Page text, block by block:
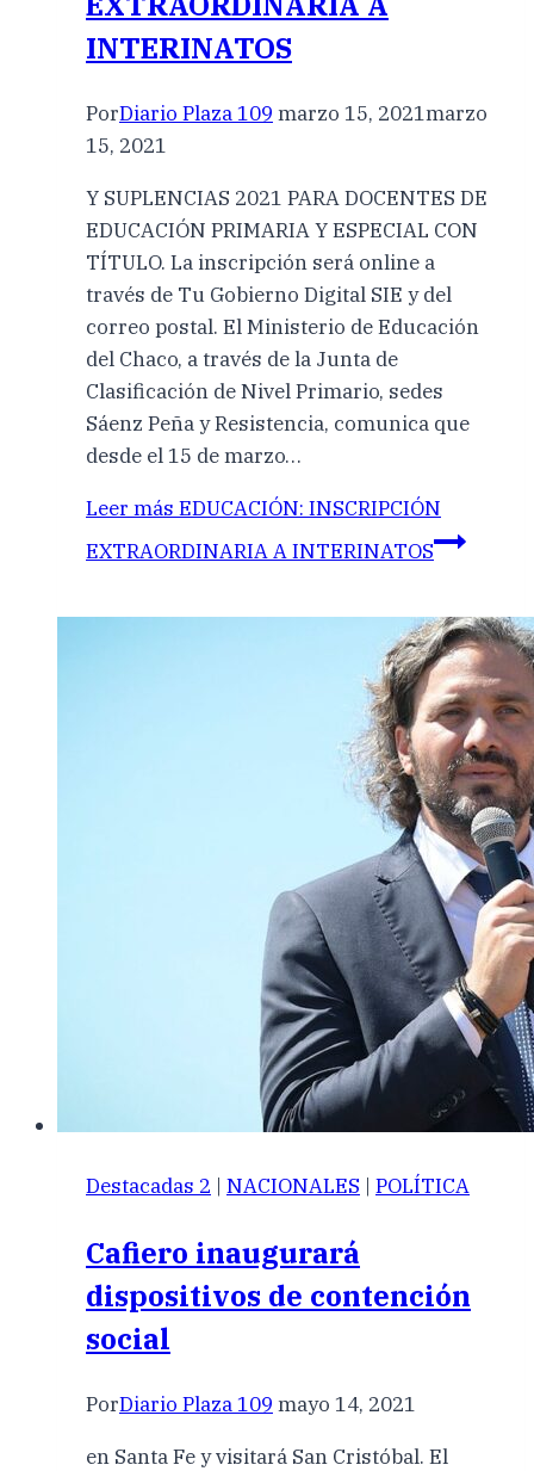
INTERINATOS
PorDiario Plaza 109 marzo 15, 2021marzo
15, 2021
Y SUPLENCIAS 2021 PARA DOCENTES DE
EDUCACIÓN PRIMARIA Y ESPECIAL CON
TÍTULO. La inscripción será online a
través de Tu Gobierno Digital SIE y del
correo postal. El Ministerio de Educación
del Chaco, a través de la Junta de
Clasificación de Nivel Primario, sedes
Sáenz Peña y Resistencia, comunica que
desde el 15 de marzo…
Leer más EDUCACIÓN: INSCRIPCIÓN
EXTRAORDINARIA A INTERINATOS
Destacadas 2 | NACIONALES | POLÍTICA
Cafiero inaugurará
dispositivos de contención
social
PorDiario Plaza 109 mayo 14, 2021
en Santa Fe y visitará San Cristóbal. El